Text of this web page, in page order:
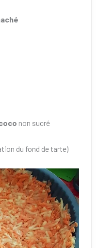
non sucré
du fond de tarte)